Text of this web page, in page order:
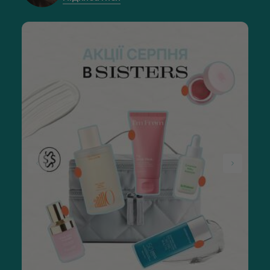
косметики належать:
екстракт хауттюйнії серцеподібної (Houttuynia Cordata)
— сприяє зменшенню проявів запалення та акне;
бар’єрні кераміди — зміцнюють ліпідний шар і
допомагають шкірі краще утримувати вологу;
гіалуронова кислота — відповідає за зволоження
епідермісу та відчуття гладкості;
пантенол і алантоїн — пом’якшують та підтримують
відновлення бар’єра шкіри;
ретинол і ретиналь — вирівнюють текстуру, працюють
зі зморшками, порами та постакне.
Спікули гідролізованої губки (мікрочастинки голкоподібної
форми біологічного походження) у складі сироватки
CELIMAX The Vita-A Retinol Shot Tightening Serum
механічно стимулюють поверхню шкіри та сприяють
відлущенню ороговілих клітин. Засіб рекомендовано
застосовувати у вечірньому догляді, оскільки ретинол є
фоточутливим інгредієнтом.
Які переваги має Селімакс косметика?